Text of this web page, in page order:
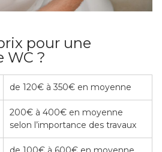
pour une
WC ?
de 120€ à 350€ en moyenne
200€ à 400€ en moyenne
selon l’importance des travaux